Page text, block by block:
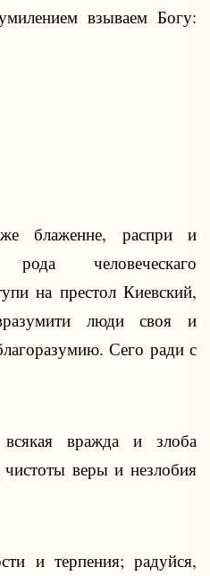
взываем Богу:
блаженне, распри и
человеческаго
на престол Киевский,
люди своя и
Сего ради с
вражда и злоба
веры и незлобия
и терпения; радуйся,